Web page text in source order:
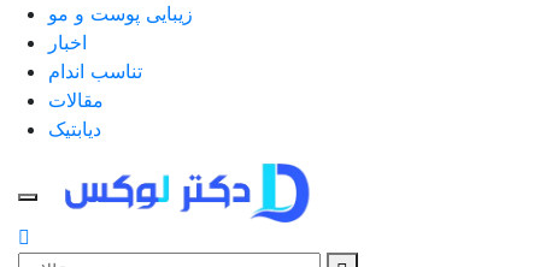
زیبایی پوست و مو
اخبار
تناسب اندام
مقالات
دیابتیک